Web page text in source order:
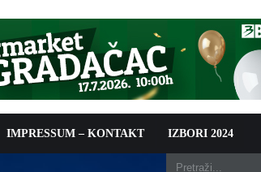
IMPRESSUM – KONTAKT IZBORI 2024